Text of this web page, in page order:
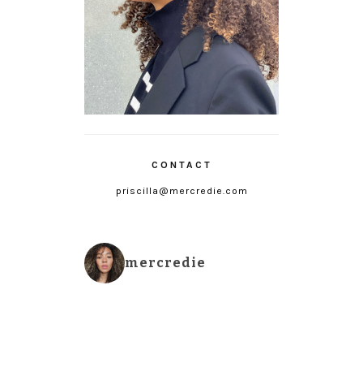
CONTACT
priscilla@mercredie.com
mercredie